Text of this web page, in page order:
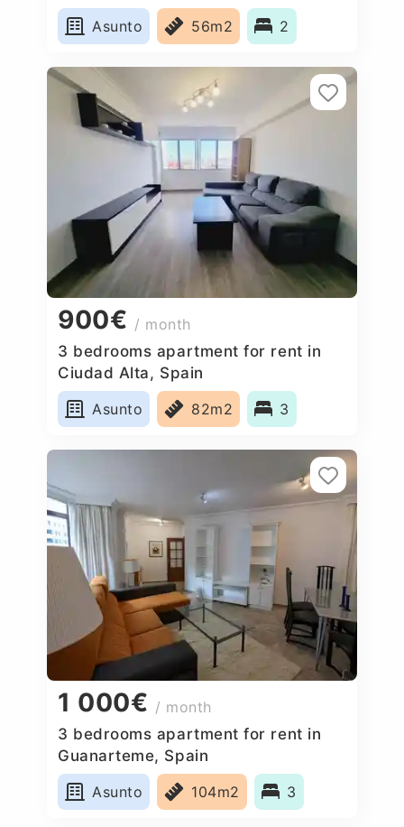
Asunto
56m2 2
900€ / month
3 bedrooms apartment for rent in
Ciudad Alta, Spain
Asunto
82m2 3
1 000€ / month
3 bedrooms apartment for rent in
Guanarteme, Spain
Asunto
104m2 3